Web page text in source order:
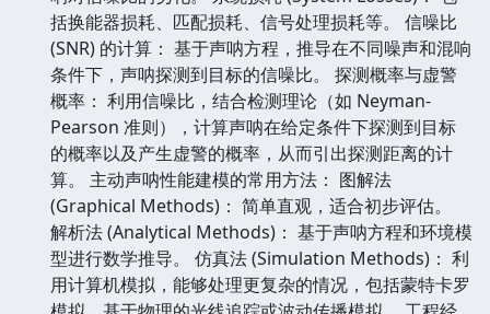
括换能器损耗、匹配损耗、信号处理损耗等。 信噪比
(SNR) 的计算： 基于声呐方程，推导在不同噪声和混响
条件下，声呐探测到目标的信噪比。 探测概率与虚警
概率： 利用信噪比，结合检测理论（如 Neyman-
Pearson 准则），计算声呐在给定条件下探测到目标
的概率以及产生虚警的概率，从而引出探测距离的计
算。 主动声呐性能建模的常用方法： 图解法
(Graphical Methods)： 简单直观，适合初步评估。
解析法 (Analytical Methods)： 基于声呐方程和环境模
型进行数学推导。 仿真法 (Simulation Methods)： 利
用计算机模拟，能够处理更复杂的情况，包括蒙特卡罗